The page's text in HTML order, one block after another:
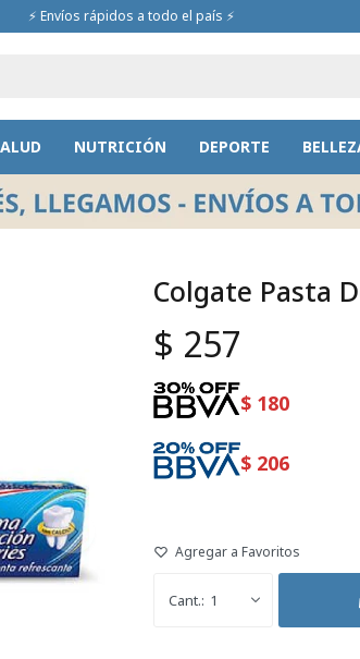
NUTRICIÓN DEPORTE
⚡ Envíos rápidos a todo el país ⚡
Colgate Pasta
$ 257
$ 180
$ 206
1